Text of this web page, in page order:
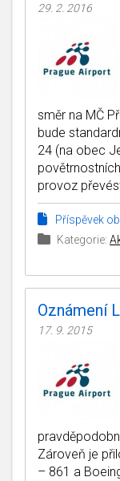
29. 2. 2016
směr na MČ
bude
24 (na obec
provoz
Příspěvek
Kategorie:
Oznámení
17. 9. 2015
Zároveň je
– 861 a